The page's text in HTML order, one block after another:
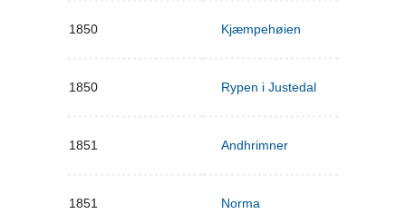
1850 Kjæmpehøien
1850 Rypen i Justedal
1851 Andhrimner
1851 Norma